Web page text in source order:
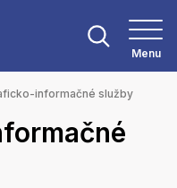
Menu
informačné služby